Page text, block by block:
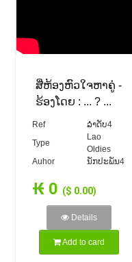
ສີ່ຫ້ອງຫົວໃຈຫາຄູ່ -
ຮ້ອງໂດຍ : ... ? ...
(VO) ເພັງລາວ ເພງ
ລາວ lao tuto
Ref
ລຳດັບ4
Type
Lao
Oldies
Auhor
ນັກປະພັນ4
₭ 0 ($ 0.00)
Details
Add to card